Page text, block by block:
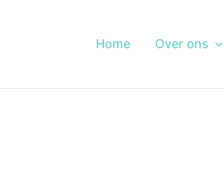
Home Over ons